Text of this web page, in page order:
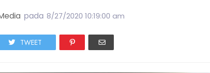
pada 8/27/2020 10:19:00 am
TWEET